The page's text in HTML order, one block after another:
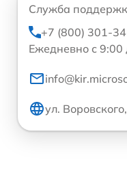
Служба
+7 (800) 301-
Ежедневно с 9:00
ул.